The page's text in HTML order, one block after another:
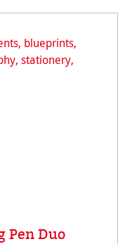
Pen Duo